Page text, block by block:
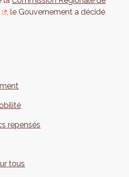
, le Gouvernement a décidé
repensés
tous